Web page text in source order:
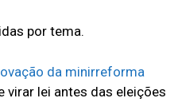
por tema.
da minirreforma
virar lei antes das eleições